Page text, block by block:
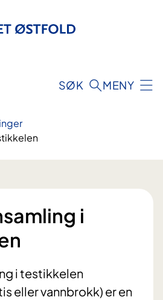
SØK MENY
i
i testikkelen
eller vannbrokk) er en